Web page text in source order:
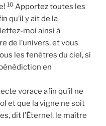
10 Apportez toutes les
qu’il y ait de la
moi ainsi à
de l’univers, et vous
les fenêtres du ciel, si
en
vorace afin qu’il ne
et que la vigne ne soit
dit l’Éternel, le maître